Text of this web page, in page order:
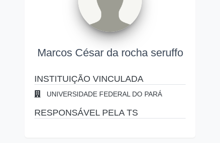
Marcos César da rocha seruffo
INSTITUIÇÃO VINCULADA
UNIVERSIDADE FEDERAL DO PARÁ
RESPONSÁVEL PELA TS